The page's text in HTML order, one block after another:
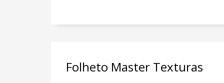
Folheto Master Texturas